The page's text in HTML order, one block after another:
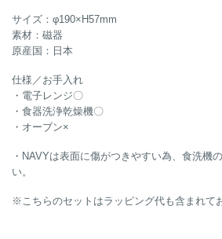
サイズ：φ190×H57mm
素材：磁器
原産国：日本
仕様／お手入れ
・電子レンジ〇
・食器洗浄乾燥機〇
・オーブン×
・NAVYは表面に傷がつきやすい為、食洗機
い。
※こちらのセットはラッピング代も含まれて